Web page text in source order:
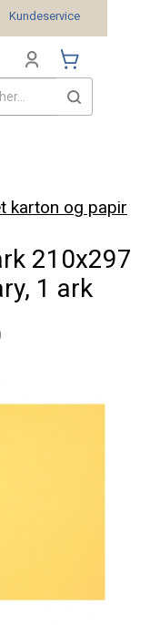
karton og papir
210x297
1 ark
Kundeservice